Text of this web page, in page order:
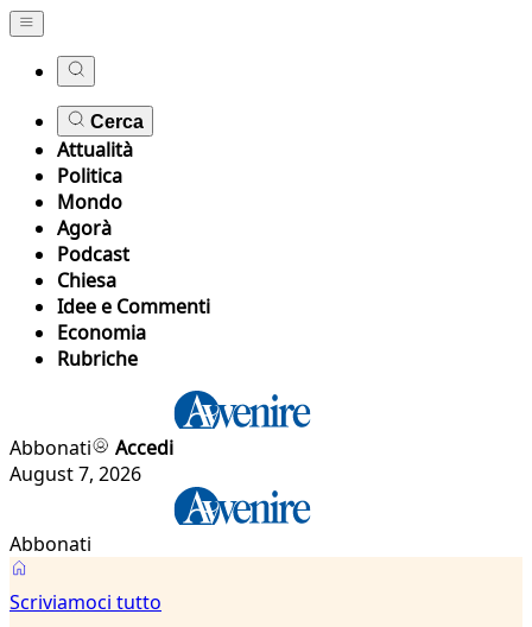
Cerca
Attualità
Politica
Mondo
Agorà
Podcast
Chiesa
Idee e Commenti
Economia
Rubriche
Abbonati
Accedi
August 7, 2026
Abbonati
Scriviamoci tutto